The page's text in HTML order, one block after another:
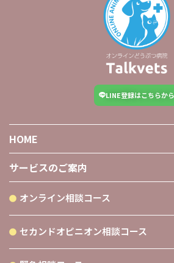
LINE登録はこちらから
HOME
サービスのご案内
オンライン相談コース
セカンドオピニオン相談コース